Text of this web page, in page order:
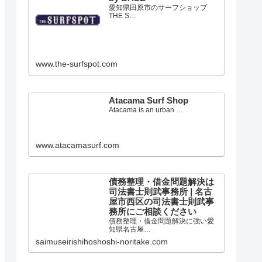
愛知県田原市のサーフショップ
THE S…
www.the-surfspot.com
Atacama Surf Shop
Atacama is an urban …
www.atacamasurf.com
債務整理・借金問題解決は
司法書士則武事務所 | 名古
屋市西区の司法書士則武事
務所にご相談ください
債務整理・借金問題解決に強い愛
知県名古屋…
saimuseirishihoshoshi-noritake.com